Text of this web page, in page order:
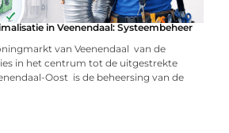
in Veenendaal: Systeembeheer
van Veenendaal van de
in het centrum tot de uitgestrekte
Oost is de beheersing van de